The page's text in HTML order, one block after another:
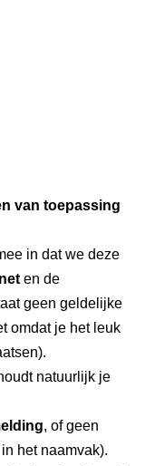
van toepassing
in dat we deze
en de
geen geldelijke
omdat je het leuk
natuurlijk je
, of geen
het naamvak).